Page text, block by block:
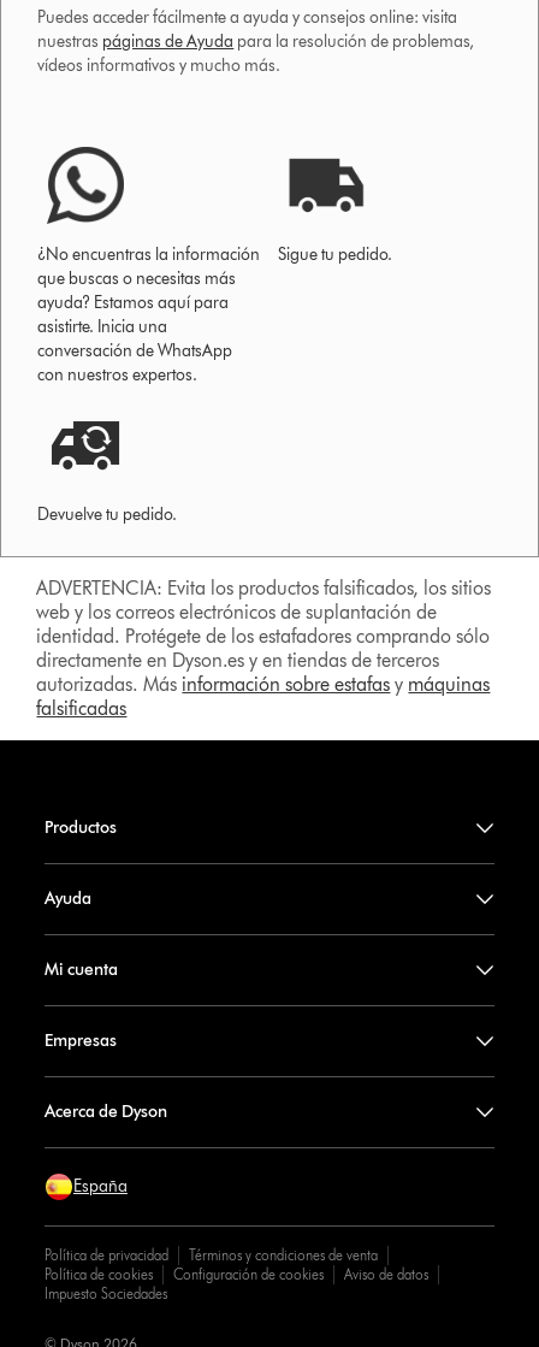
Puedes acceder fácilmente a ayuda y consejos online: visita
nuestras páginas de Ayuda para la resolución de problemas,
vídeos informativos y mucho más.
¿No encuentras la información
que buscas o necesitas más
ayuda? Estamos aquí para
asistirte. Inicia una
conversación de WhatsApp
con nuestros expertos.
Sigue tu pedido.
Devuelve tu pedido.
ADVERTENCIA: Evita los productos falsificados, los sitios
web y los correos electrónicos de suplantación de
identidad. Protégete de los estafadores comprando sólo
directamente en Dyson.es y en tiendas de terceros
autorizadas. Más información sobre estafas y máquinas
falsificadas
Productos
Ayuda
Mi cuenta
Empresas
Acerca de Dyson
España
Política de privacidad
Términos y condiciones de venta
Política de cookies
Configuración de cookies
Aviso de datos
Impuesto Sociedades